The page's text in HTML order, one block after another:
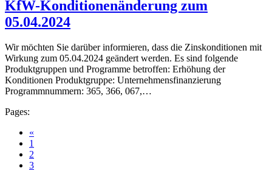
KfW-Konditionenänderung zum
05.04.2024
Wir möchten Sie darüber informieren, dass die Zinskonditionen mit
Wirkung zum 05.04.2024 geändert werden. Es sind folgende
Produktgruppen und Programme betroffen: Erhöhung der
Konditionen Produktgruppe: Unternehmensfinanzierung
Programmnummern: 365, 366, 067,…
Pages:
«
1
2
3